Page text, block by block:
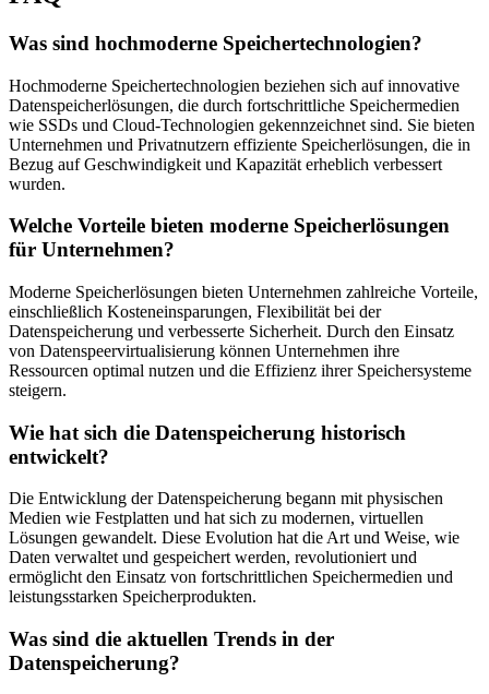
Was sind hochmoderne Speichertechnologien?
Hochmoderne Speichertechnologien beziehen sich auf innovative
Datenspeicherlösungen, die durch fortschrittliche Speichermedien
wie SSDs und Cloud-Technologien gekennzeichnet sind. Sie bieten
Unternehmen und Privatnutzern effiziente Speicherlösungen, die in
Bezug auf Geschwindigkeit und Kapazität erheblich verbessert
wurden.
Welche Vorteile bieten moderne Speicherlösungen
für Unternehmen?
Moderne Speicherlösungen bieten Unternehmen zahlreiche Vorteile,
einschließlich Kosteneinsparungen, Flexibilität bei der
Datenspeicherung und verbesserte Sicherheit. Durch den Einsatz
von Datenspeervirtualisierung können Unternehmen ihre
Ressourcen optimal nutzen und die Effizienz ihrer Speichersysteme
steigern.
Wie hat sich die Datenspeicherung historisch
entwickelt?
Die Entwicklung der Datenspeicherung begann mit physischen
Medien wie Festplatten und hat sich zu modernen, virtuellen
Lösungen gewandelt. Diese Evolution hat die Art und Weise, wie
Daten verwaltet und gespeichert werden, revolutioniert und
ermöglicht den Einsatz von fortschrittlichen Speichermedien und
leistungsstarken Speicherprodukten.
Was sind die aktuellen Trends in der
Datenspeicherung?